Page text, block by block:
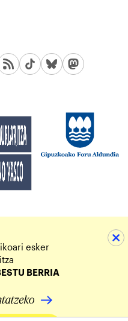
esker
BERRIA